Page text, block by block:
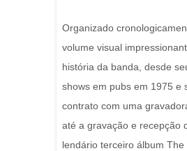
Organizado
volume visual
história da banda, desde
shows em pubs em 1975 e
contrato com uma
até a gravação e recepção
lendário terceiro álbum